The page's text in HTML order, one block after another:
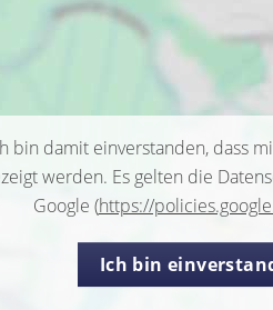
bin damit einverstanden, dass
werden. Es gelten die
Google (https://
Ich bin